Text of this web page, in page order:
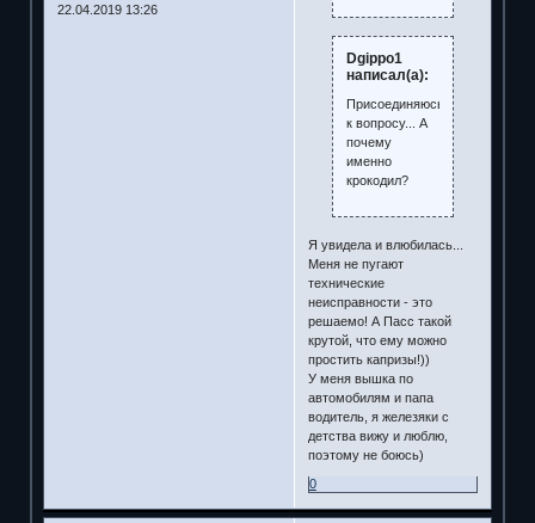
22.04.2019 13:26
Dgippo1
написал(а):
Присоединяюсь
к вопросу... А
почему
именно
крокодил?
Я увидела и влюбилась...
Меня не пугают
технические
неисправности - это
решаемо! А Пасс такой
крутой, что ему можно
простить капризы!))
У меня вышка по
автомобилям и папа
водитель, я железяки с
детства вижу и люблю,
поэтому не боюсь)
0